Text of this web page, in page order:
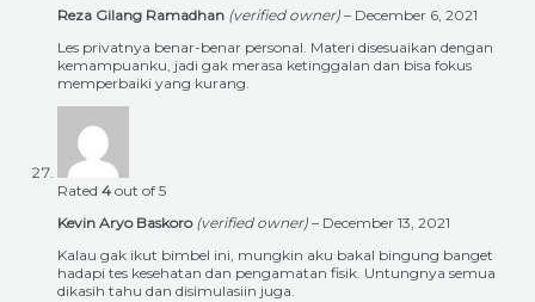
Reza Gilang Ramadhan (verified owner) – December 6, 2021
Les privatnya benar-benar personal. Materi disesuaikan dengan
kemampuanku, jadi gak merasa ketinggalan dan bisa fokus
memperbaiki yang kurang.
Rated 4 out of 5
Kevin Aryo Baskoro (verified owner) – December 13, 2021
Kalau gak ikut bimbel ini, mungkin aku bakal bingung banget
hadapi tes kesehatan dan pengamatan fisik. Untungnya semua
dikasih tahu dan disimulasiin juga.